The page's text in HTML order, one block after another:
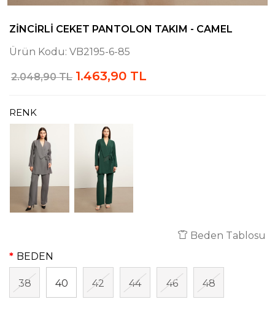
ZINCIRLI CEKET PANTOLON TAKIM - CAMEL
Ürün Kodu: VB2195-6-85
2.048,90 TL 1.463,90 TL
RENK
Beden Tablosu
BEDEN
38 40 42 44 46 48